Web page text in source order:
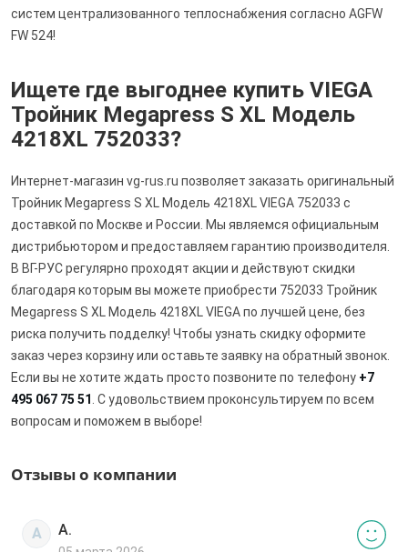
систем централизованного теплоснабжения согласно AGFW
FW 524!
Ищете где выгоднее купить VIEGA
Тройник Megapress S XL Модель
4218XL 752033?
Интернет-магазин vg-rus.ru позволяет заказать оригинальный
Тройник Megapress S XL Модель 4218XL VIEGA 752033 с
доставкой по Москве и России. Мы являемся официальным
дистрибьютором и предоставляем гарантию производителя.
В ВГ-РУС регулярно проходят акции и действуют скидки
благодаря которым вы можете приобрести 752033 Тройник
Megapress S XL Модель 4218XL VIEGA по лучшей цене, без
риска получить подделку! Чтобы узнать скидку оформите
заказ через корзину или оставьте заявку на обратный звонок.
Если вы не хотите ждать просто позвоните по телефону +7
495 067 75 51 . С удовольствием проконсультируем по всем
вопросам и поможем в выборе!
Отзывы о компании
А А.